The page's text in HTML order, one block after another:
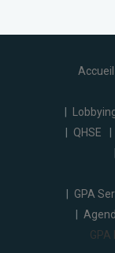
Accueil
QHSE
GPA